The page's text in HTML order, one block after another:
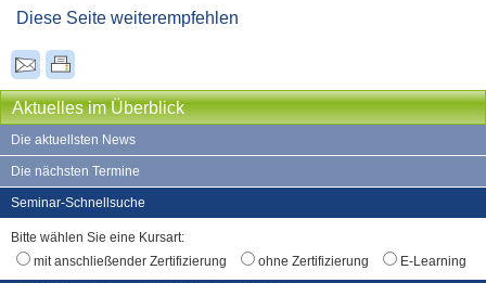
Diese Seite weiterempfehlen
Aktuelles im Überblick
Die aktuellsten News
Die nächsten Termine
Seminar-Schnellsuche
Bitte wählen Sie eine Kursart:
mit anschließender Zertifizierung
ohne Zertifizierung
E-Learning